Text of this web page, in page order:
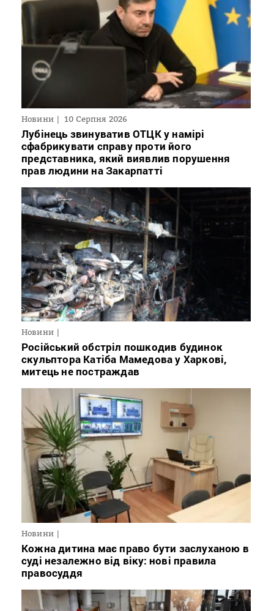
Новини 10 Серпня 2026
Лубінець звинуватив ОТЦК у намірі
сфабрикувати справу проти його
представника, який виявлив порушення
прав людини на Закарпатті
Новини
Російський обстріл пошкодив будинок
скульптора Катіба Мамедова у Харкові,
митець не постраждав
Новини
Кожна дитина має право бути заслуханою в
суді незалежно від віку: нові правила
правосуддя